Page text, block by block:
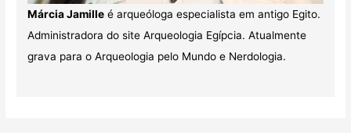
Márcia Jamilleé arqueóloga especialista em antigo Egito.
Administradora do site Arqueologia Egípcia. Atualmente
grava para o Arqueologia pelo Mundo e Nerdologia.